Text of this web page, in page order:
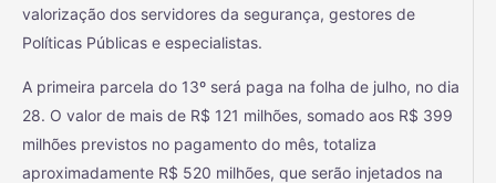
valorização dos servidores da segurança, gestores de
Políticas Públicas e especialistas.
A primeira parcela do 13º será paga na folha de julho, no dia
28. O valor de mais de R$ 121 milhões, somado aos R$ 399
milhões previstos no pagamento do mês, totaliza
aproximadamente R$ 520 milhões, que serão injetados na